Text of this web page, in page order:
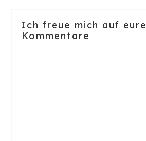
Ich freue mich auf eure
Kommentare